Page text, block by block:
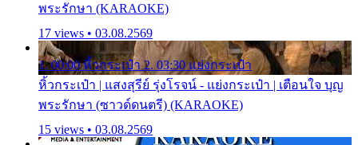
พระรักษา (KARAOKE)
17 views • 03.08.2569
1. 00:00 หิ้วกระเป๋า 2. 03:30 แย่งกระเป๋า
หิ้วกระเป๋า | แสงสุรีย์ รุ่งโรจน์ - แย่งกระเป๋า | เตือนใจ บุญ
พระรักษา (ซาวด์ดนตรี) (KARAOKE)
15 views • 03.08.2569